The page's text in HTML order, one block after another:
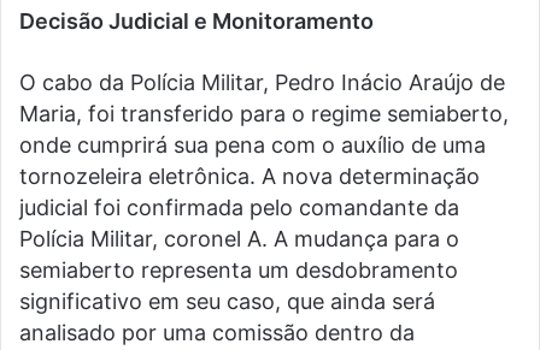
Decisão Judicial e Monitoramento
O cabo da Polícia Militar, Pedro Inácio Araújo de
Maria, foi transferido para o regime semiaberto,
onde cumprirá sua pena com o auxílio de uma
tornozeleira eletrônica. A nova determinação
judicial foi confirmada pelo comandante da
Polícia Militar, coronel A. A mudança para o
semiaberto representa um desdobramento
significativo em seu caso, que ainda será
analisado por uma comissão dentro da